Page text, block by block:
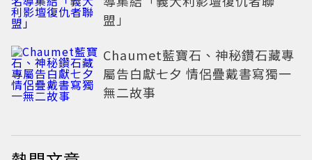
盟」
Chaumet藍寶石、神秘鑽石藏專
屬告白獻七夕 情侶疊戴書寫獨一
無二故事